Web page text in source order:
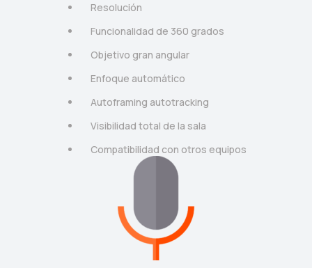
Resolución
Funcionalidad de 360 grados
Objetivo gran angular
Enfoque automático
Autoframing autotracking
Visibilidad total de la sala
Compatibilidad con otros equipos